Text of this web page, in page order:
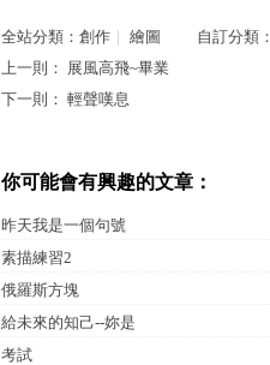
全站分類： 創作 繪圖 自訂分類：
上一則：
展風高飛~畢業
下一則： 輕聲嘆息
你可能會有興趣的文章：
昨天我是一個句號
素描練習2
俄羅斯方塊
給未來的知己--妳是
考試